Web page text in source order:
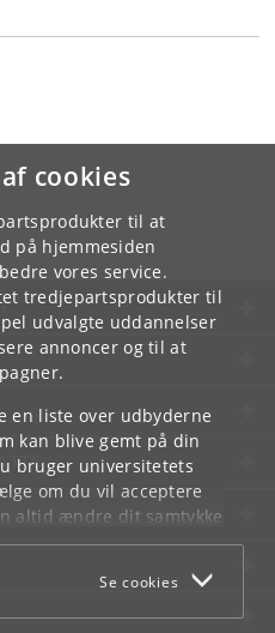
cookies
til at
på hjemmesiden
vores service.
tredjepartsprodukter til
udvalgte uddannelser
annoncer og til at
en liste over udbyderne
kan blive gemt på din
bruger universitetets
om du vil acceptere
altid ændre dit samtykke
som du finder i
Se cookies